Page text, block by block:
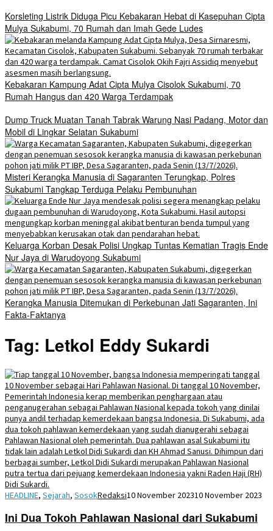
Korsleting Listrik Diduga Picu Kebakaran Hebat di Kasepuhan Cipta
Mulya Sukabumi, 70 Rumah dan Imah Gede Ludes
Kebakaran Kampung Adat Cipta Mulya Cisolok Sukabumi, 70
Rumah Hangus dan 420 Warga Terdampak
Dump Truck Muatan Tanah Tabrak Warung Nasi Padang, Motor dan
Mobil di Lingkar Selatan Sukabumi
Misteri Kerangka Manusia di Sagaranten Terungkap, Polres
Sukabumi Tangkap Terduga Pelaku Pembunuhan
Keluarga Korban Desak Polisi Ungkap Tuntas Kematian Tragis Ende
Nur Jaya di Warudoyong Sukabumi
Kerangka Manusia Ditemukan di Perkebunan Jati Sagaranten, Ini
Fakta-Faktanya
Tag: Letkol Eddy Sukardi
HEADLINE, Sejarah, SosokRedaksi10 November 202310 November 2023
Ini Dua Tokoh Pahlawan Nasional dari Sukabumi